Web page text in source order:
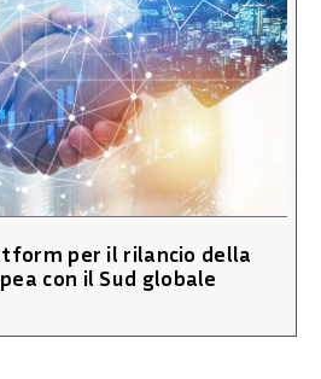
per il rilancio della
con il Sud globale